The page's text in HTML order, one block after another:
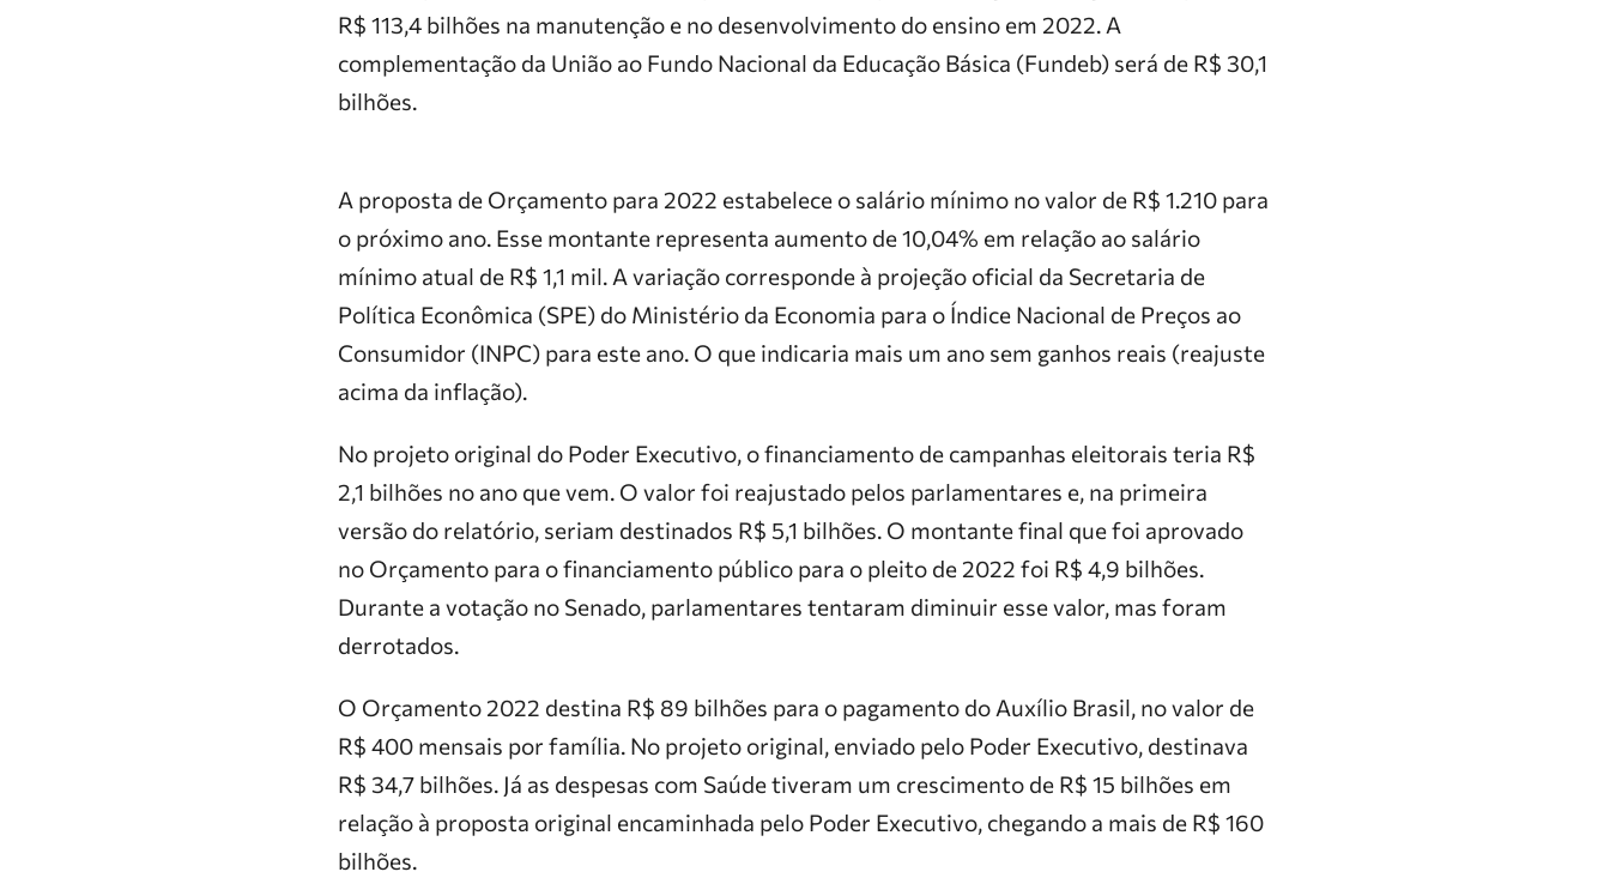
R$ 113,4 bilhões na manutenção e no desenvolvimento do ensino em 2022. A
complementação da União ao Fundo Nacional da Educação Básica (Fundeb) será de R$ 30,1
bilhões.
A proposta de Orçamento para 2022 estabelece o salário mínimo no valor de R$ 1.210 para
o próximo ano. Esse montante representa aumento de 10,04% em relação ao salário
mínimo atual de R$ 1,1 mil. A variação corresponde à projeção oficial da Secretaria de
Política Econômica (SPE) do Ministério da Economia para o Índice Nacional de Preços ao
Consumidor (INPC) para este ano. O que indicaria mais um ano sem ganhos reais (reajuste
acima da inflação).
No projeto original do Poder Executivo, o financiamento de campanhas eleitorais teria R$
2,1 bilhões no ano que vem. O valor foi reajustado pelos parlamentares e, na primeira
versão do relatório, seriam destinados R$ 5,1 bilhões. O montante final que foi aprovado
no Orçamento para o financiamento público para o pleito de 2022 foi R$ 4,9 bilhões.
Durante a votação no Senado, parlamentares tentaram diminuir esse valor, mas foram
derrotados.
O Orçamento 2022 destina R$ 89 bilhões para o pagamento do Auxílio Brasil, no valor de
R$ 400 mensais por família. No projeto original, enviado pelo Poder Executivo, destinava
R$ 34,7 bilhões. Já as despesas com Saúde tiveram um crescimento de R$ 15 bilhões em
relação à proposta original encaminhada pelo Poder Executivo, chegando a mais de R$ 160
bilhões.